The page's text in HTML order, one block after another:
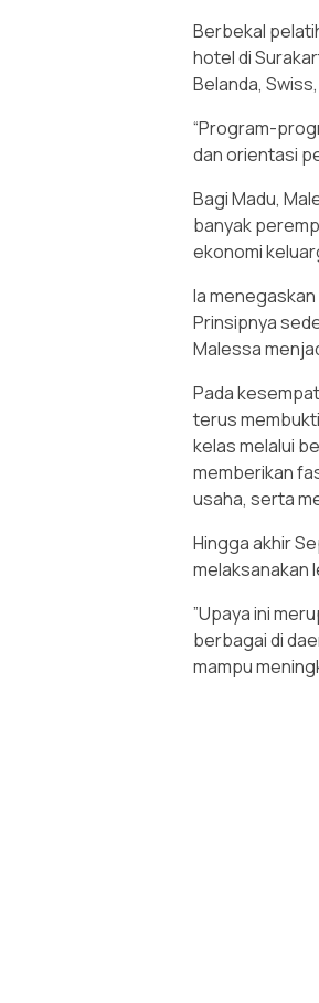
Berbekal
hotel di
Belanda,
“Program-
dan orientasi
Bagi Madu,
banyak
ekonomi
Ia
Prinsipnya
Malessa
Pada
terus
kelas melalui
memberikan
usaha, serta
Hingga akhir
melaksanakan
”Upaya ini
berbagai di
mampu